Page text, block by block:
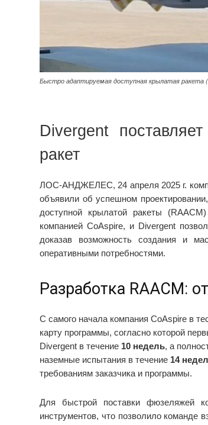
Быстро адаптируемая доступная крылатая ракета
Divergent
ракет
ЛОС-АНДЖЕЛЕС, 24 апреля 2025 г.
объявили об успешном
доступной крылатой ракеты
компанией CoAspire, и Divergent
доказав возможность создания и
оперативными потребностями.
Разработка RAACM:
С самого начала компания CoAspire в
карту программы, согласно которой
Divergent в течение 10 недель, а
наземные испытания в течение 14
требованиям заказчика и программы.
Для быстрой поставки фюзеляжей
инструментов, что позволило команде